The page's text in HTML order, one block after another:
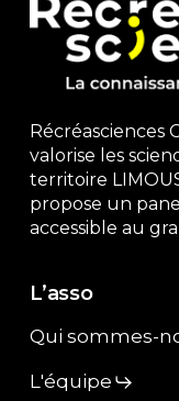
Récréasciences
valorise les
territoire
propose un
accessible au
L’asso
Qui sommes-
L'équipe